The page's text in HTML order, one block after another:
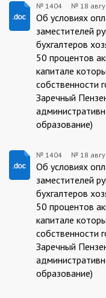
1404/18.08.2025
№ 1404 № 18
Об условиях
заместителей
бухгалтеров
50 процентов
капитале
собственности
Заречный
образование)
1404/18.08.2025
№ 1404 № 18
Об условиях
заместителей
бухгалтеров
50 процентов
капитале
собственности
Заречный
образование)